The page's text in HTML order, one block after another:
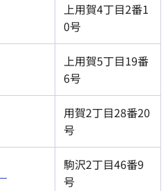
上用賀4丁目2番1
0号
上用賀5丁目19番
6号
用賀2丁目28番20
号
駒沢2丁目46番9
号